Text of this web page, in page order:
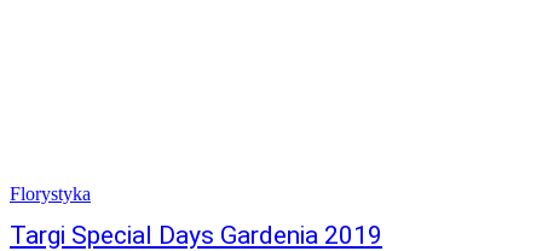
Florystyka
Targi Special Days Gardenia 2019